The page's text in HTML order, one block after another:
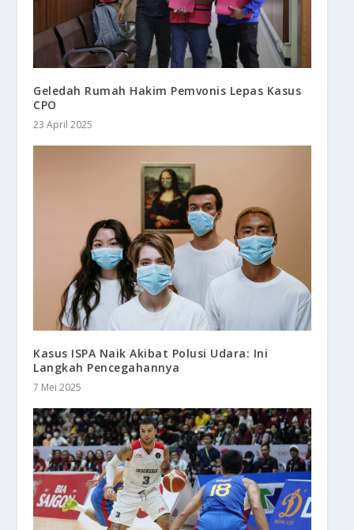
Geledah Rumah Hakim Pemvonis Lepas Kasus
CPO
23 April 2025
Kasus ISPA Naik Akibat Polusi Udara: Ini
Langkah Pencegahannya
7 Mei 2025